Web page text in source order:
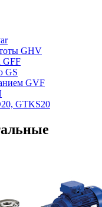
GHV
GFF
GS
GVF
GTKS20